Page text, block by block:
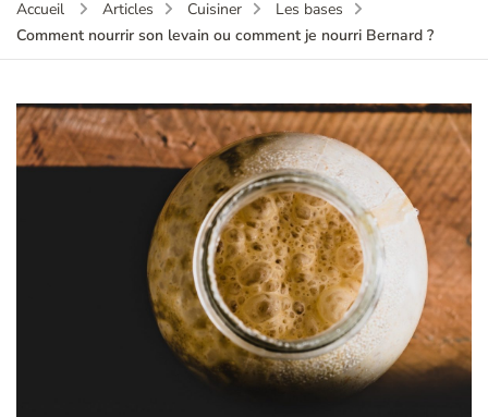
Accueil Articles Cuisiner
Les bases
Comment nourrir son levain ou comment je nourri Bernard ?